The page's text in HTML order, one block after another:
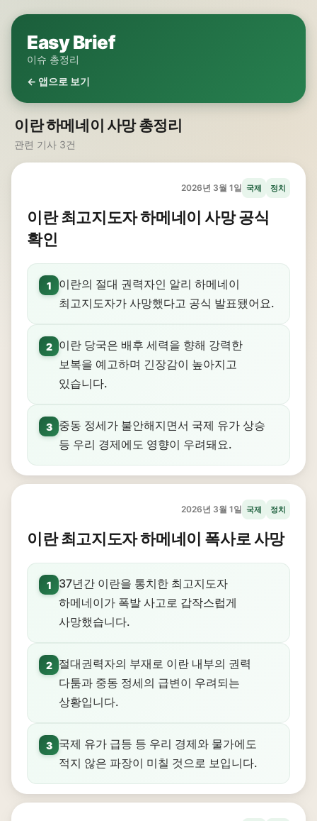
Easy Brief
이슈 총정리
← 앱으로 보기
이란 하메네이 사망 총정리
관련 기사 3건
2026년 3월 1일 국제 정치
이란 최고지도자 하메네이 사망 공식
확인
1
이란의 절대 권력자인 알리 하메네이
최고지도자가 사망했다고 공식 발표됐어요.
2
이란 당국은 배후 세력을 향해 강력한
보복을 예고하며 긴장감이 높아지고
있습니다.
3
중동 정세가 불안해지면서 국제 유가 상승
등 우리 경제에도 영향이 우려돼요.
2026년 3월 1일 국제 정치
이란 최고지도자 하메네이 폭사로 사망
1
37년간 이란을 통치한 최고지도자
하메네이가 폭발 사고로 갑작스럽게
사망했습니다.
2
절대권력자의 부재로 이란 내부의 권력
다툼과 중동 정세의 급변이 우려되는
상황입니다.
3
국제 유가 급등 등 우리 경제와 물가에도
적지 않은 파장이 미칠 것으로 보입니다.